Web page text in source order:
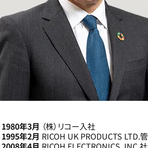
1980年3月 （株）リコー入社
1995年2月 RICOH UK PRODUCTS LTD.